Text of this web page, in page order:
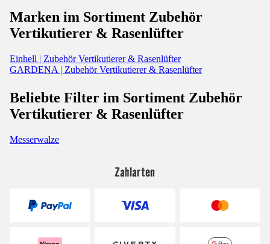
Marken im Sortiment Zubehör
Vertikutierer & Rasenlüfter
Einhell | Zubehör Vertikutierer & Rasenlüfter
GARDENA | Zubehör Vertikutierer & Rasenlüfter
Beliebte Filter im Sortiment Zubehör
Vertikutierer & Rasenlüfter
Messerwalze
Zahlarten